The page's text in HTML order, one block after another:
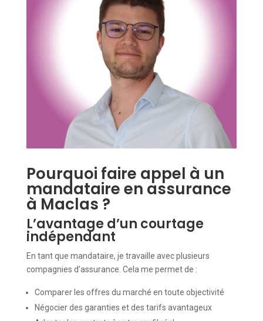
Pourquoi faire appel à un
mandataire en assurance
à Maclas ?
L’avantage d’un courtage
indépendant
En tant que mandataire, je travaille avec plusieurs
compagnies d’assurance. Cela me permet de :
Comparer les offres du marché en toute objectivité
Négocier des garanties et des tarifs avantageux